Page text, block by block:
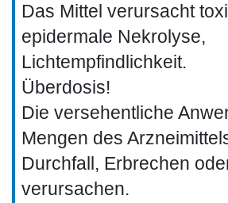
Das Mittel verursacht
epidermale Nekrolyse,
Lichtempfindlichkeit.
Überdosis!
Die versehentliche
Mengen des
Durchfall, Erbrechen
verursachen.